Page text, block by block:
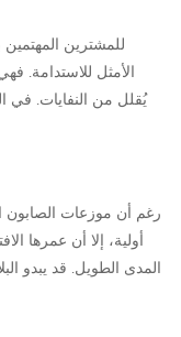
للمشترين المهتمين
الأمثل للاستدامة.
يُقلل من النفايات. في
رغم أن موزعات الصابون
أولية، إلا أن عمرها
المدى الطويل. قد يبدو